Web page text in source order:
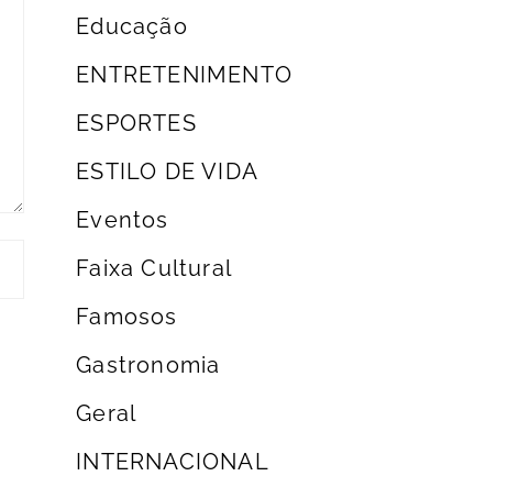
Educação
ENTRETENIMENTO
ESPORTES
ESTILO DE VIDA
Eventos
Faixa Cultural
Famosos
Gastronomia
Geral
INTERNACIONAL